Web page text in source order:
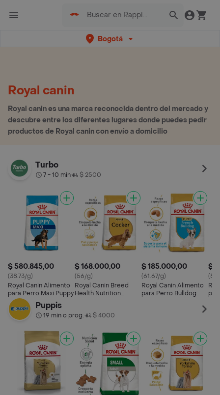
Bogotá
Royal canin
Royal canin es una marca reconocida dentro del mercado y
descubre entre los diferentes lugares donde puedes pedir
productos de Royal canin con envío a domicilio
Turbo
7 - 10 min• $ 2500
$ 580.845,00
(38.73/g)
Royal Canin Alimento
para Perro Maxi Puppy
$ 168.000,00
(56/g)
Royal Canin Breed
Health Nutrition
$ 185.000,00
(61.67/g)
Royal Canin Alimento
para Perro Bulldog
$
Puppis
19 min o prog.• $ 4000